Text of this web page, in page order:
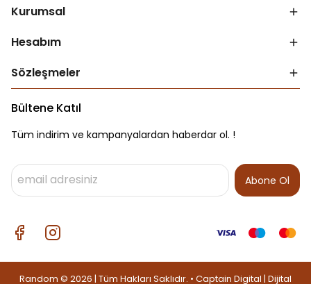
Kurumsal
Hesabım
Sözleşmeler
Bültene Katıl
Tüm indirim ve kampanyalardan haberdar ol. !
Abone Ol
Random © 2026 | Tüm Hakları Saklıdır. • Captain Digital | Dijital